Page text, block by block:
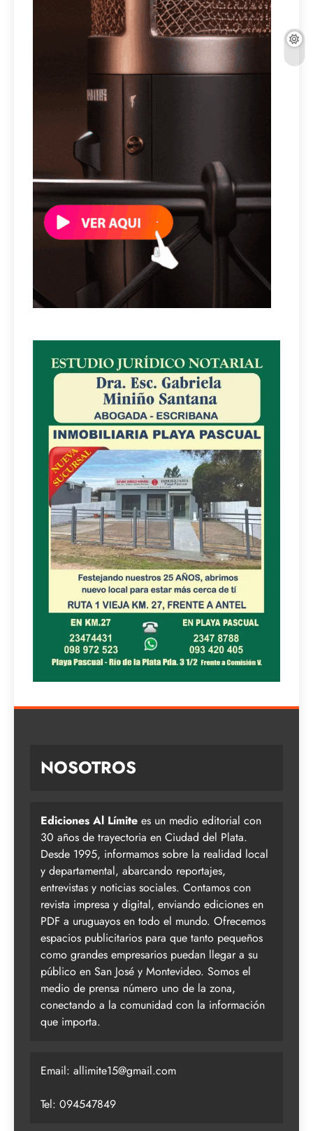
NOSOTROS
Ediciones Al Límite es un medio editorial con
30 años de trayectoria en Ciudad del Plata.
Desde 1995, informamos sobre la realidad local
y departamental, abarcando reportajes,
entrevistas y noticias sociales. Contamos con
revista impresa y digital, enviando ediciones en
PDF a uruguayos en todo el mundo. Ofrecemos
espacios publicitarios para que tanto pequeños
como grandes empresarios puedan llegar a su
público en San José y Montevideo. Somos el
medio de prensa número uno de la zona,
conectando a la comunidad con la información
que importa.
Email: allimite15@gmail.com
Tel: 094547849